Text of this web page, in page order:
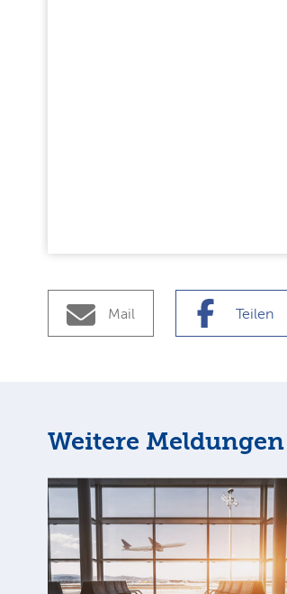
Mail Teilen
Weitere Meldungen